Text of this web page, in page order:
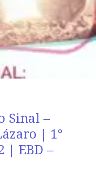
e leitura
Sinal –
| 1°
| EBD –